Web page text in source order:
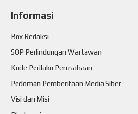
Informasi
Box Redaksi
SOP Perlindungan Wartawan
Kode Perilaku Perusahaan
Pedoman Pemberitaan Media Siber
Visi dan Misi